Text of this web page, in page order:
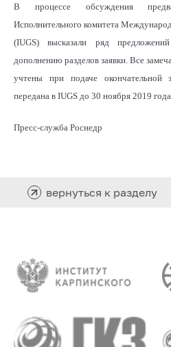
В процессе обсуждения
Исполнительного комитета
(IUGS) высказали ряд
дополнению разделов заявки. Все
учтены при подаче окончательной
передана в IUGS до 30 ноября 2019 года.
Пресс-служба Роснедр
вернуться к разделу